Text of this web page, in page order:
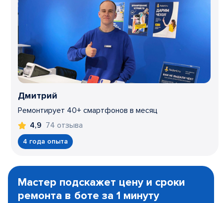
Дмитрий
Ремонтирует 40+ смартфонов в месяц
4,9 74 отзыва
4 года опыта
1
Мастер подскажет цену и сроки
ремонта в боте за 1 минуту